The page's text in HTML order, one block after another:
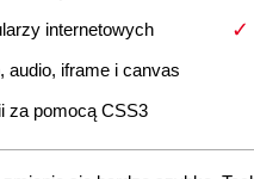
internetowych
audio, iframe i canvas
za pomocą CSS3